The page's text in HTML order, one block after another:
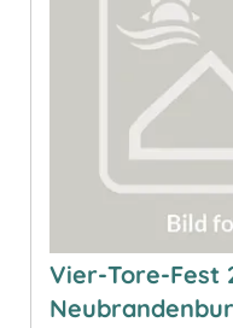
Vier-Tore-Fest